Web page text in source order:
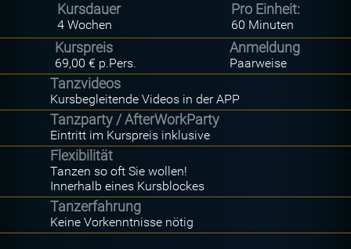
Kursdauer
4 Wochen
Pro Einheit:
60 Minuten
Kurspreis
69,00 € p.Pers.
Anmeldung
Paarweise
Tanzvideos
Kursbegleitende Videos in der APP
Tanzparty / AfterWorkParty
Eintritt im Kurspreis inklusive
Flexibilität
Tanzen so oft Sie wollen!
Innerhalb eines Kursblockes
Tanzerfahrung
Keine Vorkenntnisse nötig